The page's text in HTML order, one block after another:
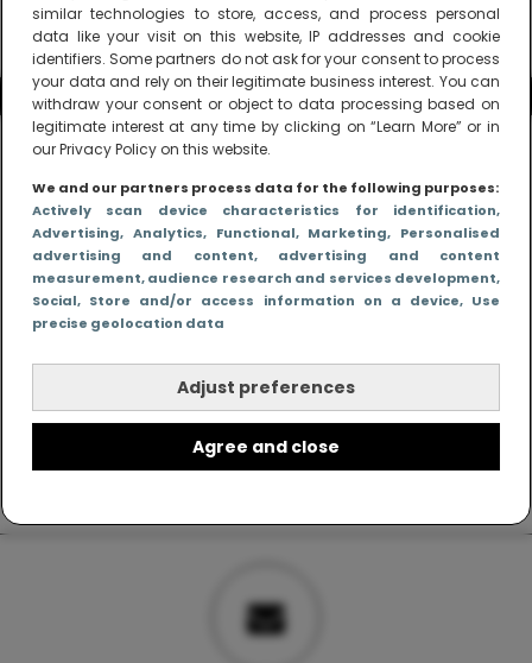
similar technologies to store, access, and process personal
data like your visit on this website, IP addresses and cookie
identifiers. Some partners do not ask for your consent to process
your data and rely on their legitimate business interest. You can
withdraw your consent or object to data processing based on
legitimate interest at any time by clicking on “Learn More” or in
our Privacy Policy on this website.
We and our partners process data for the following purposes:
Actively scan device characteristics for identification,
Advertising, Analytics, Functional, Marketing, Personalised
advertising and content, advertising and content
measurement, audience research and services development,
Social, Store and/or access information on a device, Use
precise geolocation data
Adjust preferences
Agree and close